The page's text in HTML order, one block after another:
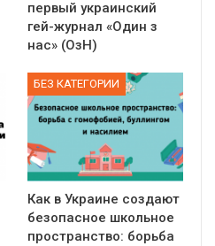
первый украинский
гей-журнал «Один з
нас» (ОзН)
БЕЗ КАТЕГОРИИ
Как в Украине создают
безопасное школьное
пространство: борьба